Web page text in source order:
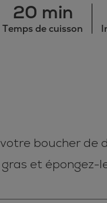
20 min
Temps de cuisson
boucher de
et épongez-